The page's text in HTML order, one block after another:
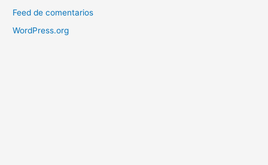
Feed de comentarios
WordPress.org